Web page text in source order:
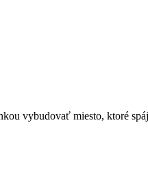
vybudovať miesto, ktoré